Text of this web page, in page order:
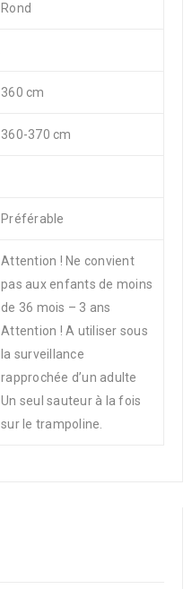
Rond
360 cm
360-370 cm
Préférable
Attention ! Ne convient
pas aux enfants de moins
de 36 mois – 3 ans
Attention ! A utiliser sous
la surveillance
rapprochée d’un adulte
Un seul sauteur à la fois
sur le trampoline.